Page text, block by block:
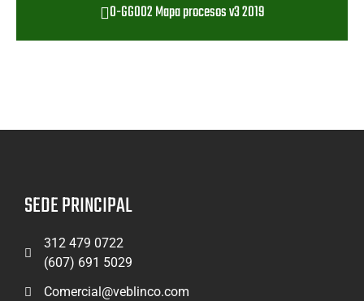
O-GG002 Mapa procesos v3 2019
SEDE PRINCIPAL
312 479 0722
(607) 691 5029
Comercial@veblinco.com